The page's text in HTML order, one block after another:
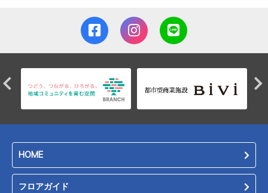
HOME
フロアガイド